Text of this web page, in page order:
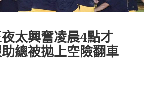
太興奮凌晨4點才
總被拋上空險翻車